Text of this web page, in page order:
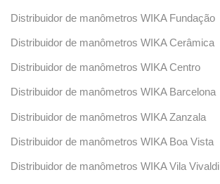
Distribuidor de manômetros WIKA Fundação
Distribuidor de manômetros WIKA Cerâmica
Distribuidor de manômetros WIKA Centro
Distribuidor de manômetros WIKA Barcelona
Distribuidor de manômetros WIKA Zanzala
Distribuidor de manômetros WIKA Boa Vista
Distribuidor de manômetros WIKA Vila Vivaldi